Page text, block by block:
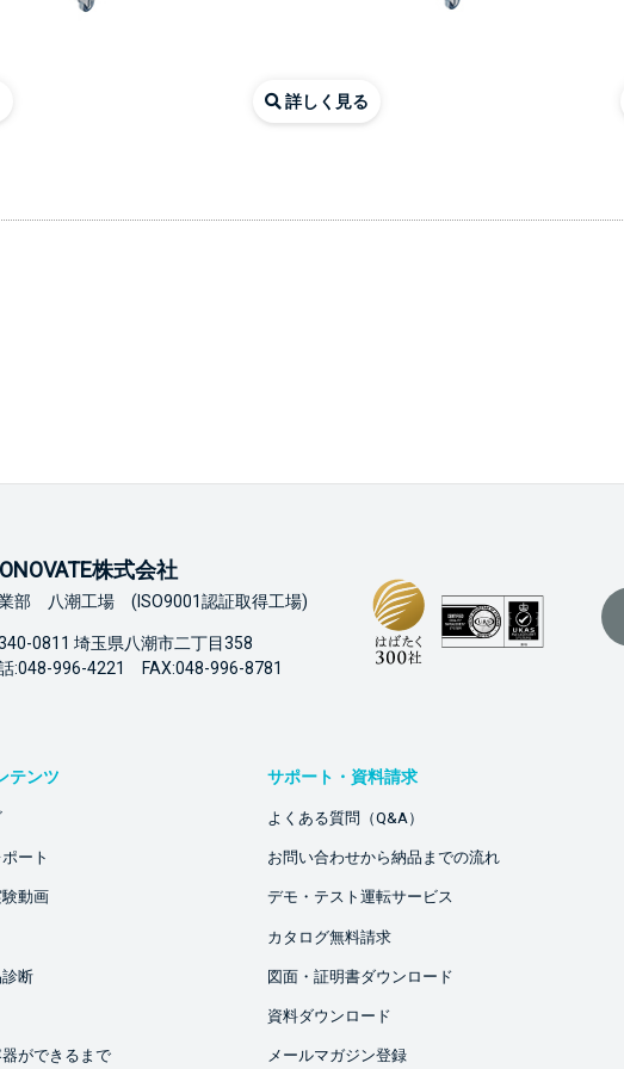
詳しく見る
株式会社
部 八潮工場 (ISO9001認証取得工場)
0811 埼玉県八潮市二丁目358
:048-996-4221 FAX:048-996-8781
テンツ
ート
動画
断
ができるまで
サポート・資料請求
よくある質問（Q&A）
お問い合わせから納品までの流れ
デモ・テスト運転サービス
カタログ無料請求
図面・証明書ダウンロード
資料ダウンロード
メールマガジン登録